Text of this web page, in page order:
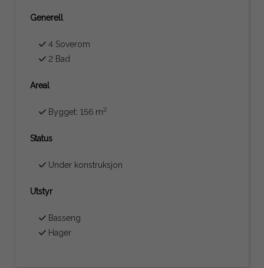
Generell
4 Soverom
2 Bad
Areal
Bygget: 156 m2
Status
Under konstruksjon
Utstyr
Basseng
Hager